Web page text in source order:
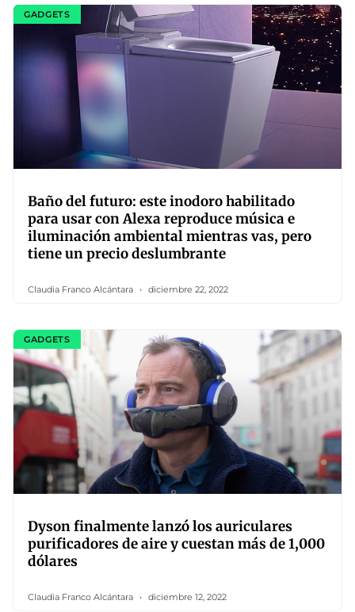
GADGETS
Baño del futuro: este inodoro habilitado
para usar con Alexa reproduce música e
iluminación ambiental mientras vas, pero
tiene un precio deslumbrante
Claudia Franco Alcántara diciembre 22, 2022
GADGETS
Dyson finalmente lanzó los auriculares
purificadores de aire y cuestan más de 1,000
dólares
Claudia Franco Alcántara diciembre 12, 2022